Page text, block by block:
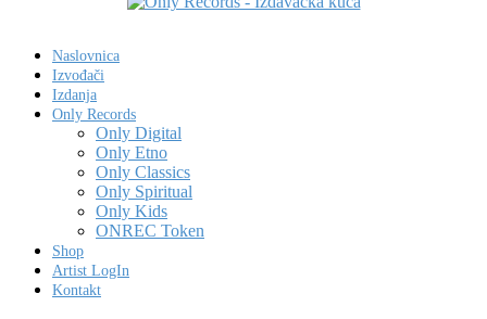
Naslovnica
Izvođači
Izdanja
Only Records
Only Digital
Only Etno
Only Classics
Only Spiritual
Only Kids
ONREC Token
Shop
Artist LogIn
Kontakt